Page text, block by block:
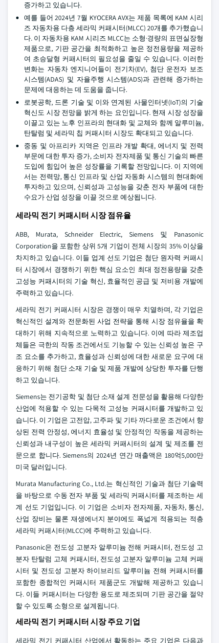
증가하고 있습니다.
예를 들어 2024년 7월 KYOCERA AVX는 제품 목록에 KAM 시리
즈 자동차용 다층 세라믹 커패시터(MLCC) 20개를 추가했습니
다. 이 자동차용 KAM 시리즈 MLCC는 소형·경량의 표면실장형
제품으로, 기판 공간을 최적화하고 높은 정전용량을 제공하
여 초승달형 커패시터의 필요성을 줄일 수 있습니다. 이러한
변화는 자동차 엔지니어들이 전기차(EV), 첨단 운전자 보조
시스템(ADAS) 및 자율주행 시스템(ADS)과 관련해 증가하는
문제에 대응하는 데 도움을 줍니다.
로봇공학, 드론 기술 및 이와 연계된 사물인터넷(IoT)의 기술
혁신도 시장 전망을 밝게 하는 요인입니다. 현재 시장 성장을
이끌고 있는 노후 인프라의 현대화 및 교체와 함께 알루미늄,
탄탈럼 및 세라믹 칩 커패시터 시장도 확대되고 있습니다.
중동 및 아프리카 지역은 인프라 개발 확대, 에너지 및 전력
부문에 대한 투자 증가, 소비자 전자제품 및 통신 기술의 빠른
도입에 힘입어 높은 성장률을 기록할 전망입니다. 이 지역에
서는 전력망, 통신 인프라 및 산업 자동화 시스템의 현대화에
투자하고 있으며, 신뢰성과 고성능을 갖춘 전자 부품에 대한
수요가 산업 성장을 이끌 것으로 예상됩니다.
세라믹 전기 커패시터 시장 점유율
ABB, Murata, Schneider Electric, Siemens 및 Panasonic
Corporation을 포함한 상위 5개 기업이 전체 시장의 35% 이상을
차지하고 있습니다. 이들 업계 선도 기업은 첨단 원자력 커패시
터 시장에서 경쟁하기 위한 핵심 요소인 최대 정전용량을 갖춘
고성능 커패시터의 기술 혁신, 효율적인 공급 및 저비용 개발에
주력하고 있습니다.
세라믹 전기 커패시터 시장은 경쟁이 매우 치열하며, 각 기업은
혁신적인 설계와 전문화된 사업 전략을 통해 시장 점유율을 확
대하기 위해 지속적으로 노력하고 있습니다. 이에 따라 제조업
체들은 극한의 작동 조건에서도 기능할 수 있는 신뢰성 높은 구
조 요소를 추가하고, 효율성과 신뢰성에 대한 새로운 요구에 대
응하기 위해 첨단 소재 기술 및 제품 개발에 상당한 투자를 단행
하고 있습니다.
Siemens는 전기공학 및 첨단 소재 설계 전문성을 활용해 다양한
산업에 적용할 수 있는 다목적 고성능 커패시터를 개발하고 있
습니다. 이 기업은 고전압, 고주파 및 기타 까다로운 조건에서 향
상된 전력 안정성, 에너지 효율성 및 안정적인 작동을 제공하는
신뢰성과 내구성이 높은 세라믹 커패시터의 설계 및 제조를 전
문으로 합니다. Siemens의 2024년 연간 매출액은 180억5,000만
미국 달러입니다.
Murata Manufacturing Co., Ltd.는 혁신적인 기술과 첨단 기술력
을 바탕으로 수동 전자 부품 및 세라믹 커패시터를 제조하는 세
계 선도 기업입니다. 이 기업은 소비자 전자제품, 자동차, 통신,
산업 장비는 물론 재생에너지 분야에도 폭넓게 적용되는 적층
세라믹 커패시터(MLCC)에 주력하고 있습니다.
Panasonic은 전도성 고분자 알루미늄 전해 커패시터, 전도성 고
분자 탄탈럼 고체 커패시터, 전도성 고분자 알루미늄 고체 커패
시터 및 전도성 고분자 하이브리드 알루미늄 전해 커패시터를
포함한 종합적인 커패시터 제품군도 개발해 제공하고 있습니
다. 이들 커패시터는 다양한 용도로 제조되며 기판 공간을 절약
할 수 있도록 소형으로 설계됩니다.
세라믹 전기 커패시터 시장 주요 기업
세라믹 전기 커패시터 산업에서 활동하는 주요 기업은 다음과